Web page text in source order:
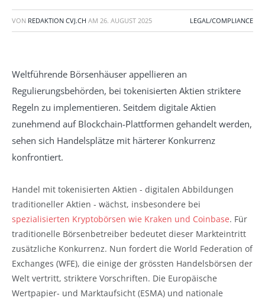
VON REDAKTION CVJ.CH AM 26. AUGUST 2025 LEGAL/COMPLIANCE
Weltführende Börsenhäuser appellieren an
Regulierungsbehörden, bei tokenisierten Aktien striktere
Regeln zu implementieren. Seitdem digitale Aktien
zunehmend auf Blockchain-Plattformen gehandelt werden,
sehen sich Handelsplätze mit härterer Konkurrenz
konfrontiert.
Handel mit tokenisierten Aktien - digitalen Abbildungen
traditioneller Aktien - wächst, insbesondere bei
spezialisierten Kryptobörsen wie Kraken und Coinbase. Für
traditionelle Börsenbetreiber bedeutet dieser Markteintritt
zusätzliche Konkurrenz. Nun fordert die World Federation of
Exchanges (WFE), die einige der grössten Handelsbörsen der
Welt vertritt, striktere Vorschriften. Die Europäische
Wertpapier- und Marktaufsicht (ESMA) und nationale